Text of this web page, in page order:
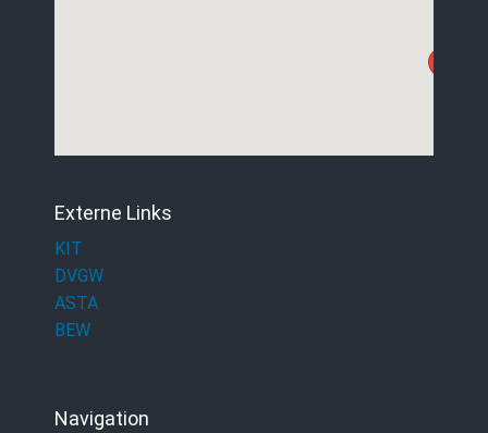
Externe Links
KIT
DVGW
ASTA
BEW
Navigation